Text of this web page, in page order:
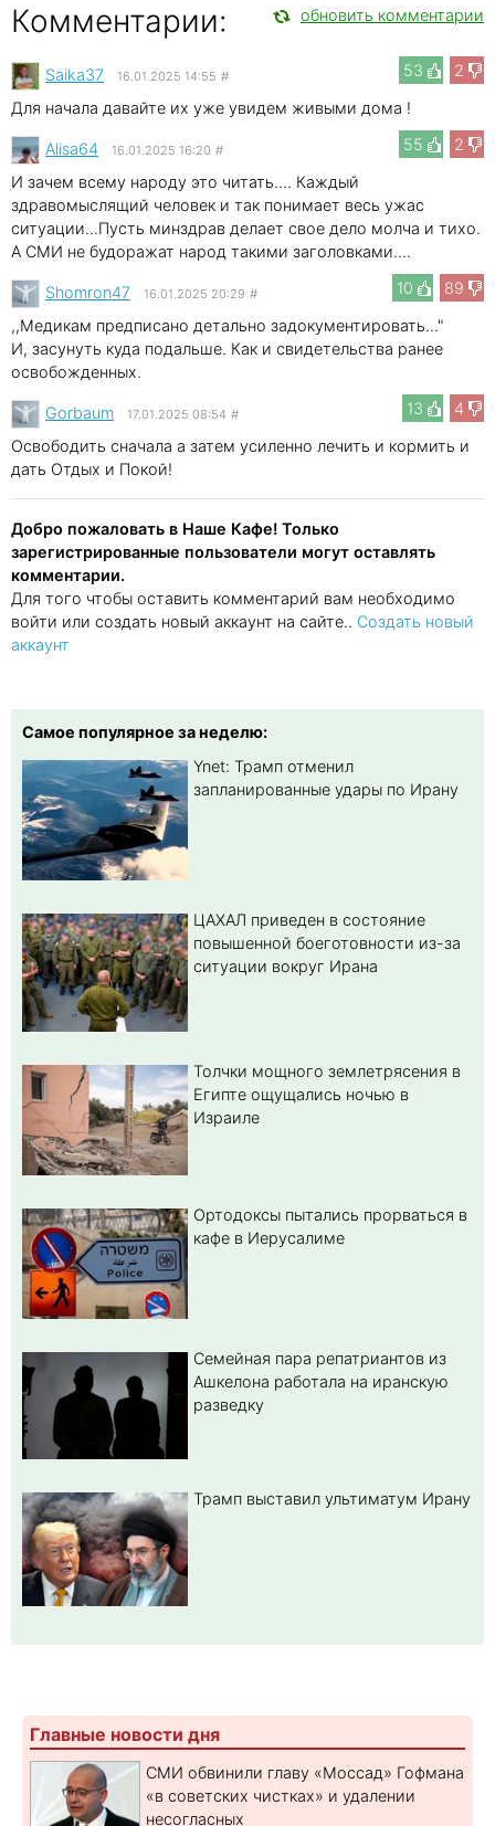
Комментарии: обновить комментарии
53 2
Saika37 16.01.2025 14:55 #
Для начала давайте их уже увидем живыми дома !
55
2
Alisa64 16.01.2025 16:20 #
И зачем всему народу это читать.... Каждый
здравомыслящий человек и так понимает весь ужас
ситуации...Пусть минздрав делает свое дело молча и тихо.
А СМИ не будоражат народ такими заголовками....
10
89
Shomron47 16.01.2025 20:29 #
,,Медикам предписано детально задокументировать..."
И, засунуть куда подальше. Как и свидетельства ранее
освобожденных.
13
4
Gorbaum 17.01.2025 08:54 #
Освободить сначала а затем усиленно лечить и кормить и
дать Отдых и Покой!
Добро пожаловать в Наше Кафе! Только
зарегистрированные пользователи могут оставлять
комментарии.
Для того чтобы оставить комментарий вам необходимо
войти или создать новый аккаунт на сайте.. Создать новый
аккаунт
Самое популярное за неделю:
Ynet: Трамп отменил
запланированные удары по Ирану
ЦАХАЛ приведен в состояние
повышенной боеготовности из-за
ситуации вокруг Ирана
Толчки мощного землетрясения в
Египте ощущались ночью в
Израиле
Ортодоксы пытались прорваться в
кафе в Иерусалиме
Семейная пара репатриантов из
Ашкелона работала на иранскую
разведку
Трамп выставил ультиматум Ирану
Главные новости дня
СМИ обвинили главу «Моссад» Гофмана
«в советских чистках» и удалении
несогласных